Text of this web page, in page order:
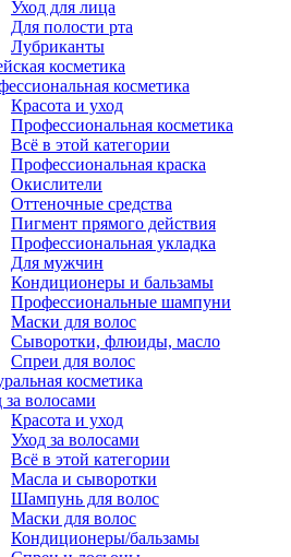
Уход для лица
Для полости рта
Лубриканты
косметика
косметика
Красота и уход
Профессиональная косметика
Всё в этой категории
Профессиональная краска
Окислители
Оттеночные средства
Пигмент прямого действия
Профессиональная укладка
Для мужчин
Кондиционеры и бальзамы
Профессиональные шампуни
Маски для волос
Сыворотки, флюиды, масло
Спреи для волос
косметика
за волосами
Красота и уход
Уход за волосами
Всё в этой категории
Масла и сыворотки
Шампунь для волос
Маски для волос
Кондиционеры/бальзамы